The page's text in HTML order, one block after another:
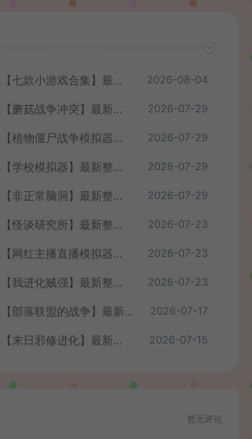
三网H5小游戏【七款小游戏合集】最新整理WIN系服务端+Linux手工服务端+详细搭建教程 2026-08-04
三网H5小游戏【蘑菇战争冲突】最新整理WIN系服务端+Linux手工服务端+详细搭建教程 2026-07-29
三网H5小游戏【植物僵尸战争模拟器】最新整理WIN系服务端+Linux手工服务端+详细搭建教程 2026-07-29
三网H5小游戏【学校模拟器】最新整理WIN系服务端+Linux手工服务端+详细搭建教程 2026-07-29
三网H5小游戏【非正常脑洞】最新整理WIN系服务端+Linux手工服务端+详细搭建教程 2026-07-29
三网H5小游戏【怪谈研究所】最新整理WIN系服务端+Linux手工服务端+详细搭建教程 2026-07-23
三网H5小游戏【网红主播直播模拟器】最新整理WIN系服务端+Linux手工服务端+详细搭建教程 2026-07-23
三网H5小游戏【我进化贼强】最新整理WIN系服务端+Linux手工服务端+详细搭建教程 2026-07-23
三网H5小游戏【部落联盟的战争】最新整理WIN系服务端+Linux手工服务端+详细搭建教程 2026-07-17
三网H5小游戏【末日邪修进化】最新整理WIN系服务端+Linux手工服务端+详细搭建教程 2026-07-15
暂无评论